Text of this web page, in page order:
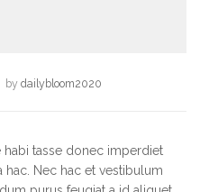
by dailybloom2020
tasse donec imperdiet
hac. Nec hac et vestibulum